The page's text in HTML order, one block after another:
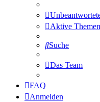
Aktive Themen
Suche
Das Team
FAQ
Anmelden